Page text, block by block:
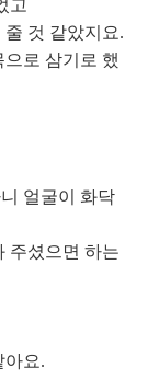
고
것 같았지요.
로 삼기로 했
얼굴이 화닥
주셨으면 하는
아요.